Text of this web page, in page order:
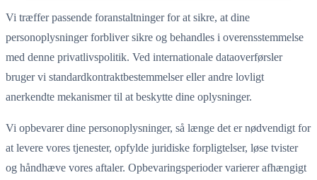
Vi træffer passende foranstaltninger for at sikre, at dine
personoplysninger forbliver sikre og behandles i overensstemmelse
med denne privatlivspolitik. Ved internationale dataoverførsler
bruger vi standardkontraktbestemmelser eller andre lovligt
anerkendte mekanismer til at beskytte dine oplysninger.
Vi opbevarer dine personoplysninger, så længe det er nødvendigt for
at levere vores tjenester, opfylde juridiske forpligtelser, løse tvister
og håndhæve vores aftaler. Opbevaringsperioder varierer afhængigt